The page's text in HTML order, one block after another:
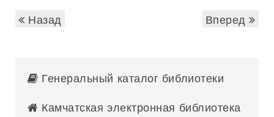
Назад
Вперед
Генеральный каталог библиотеки
Камчатская электронная библиотека